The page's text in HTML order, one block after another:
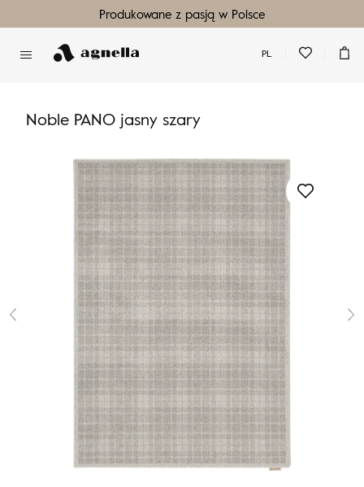
Produkowane z pasją w Polsce
PL
Noble PANO jasny szary